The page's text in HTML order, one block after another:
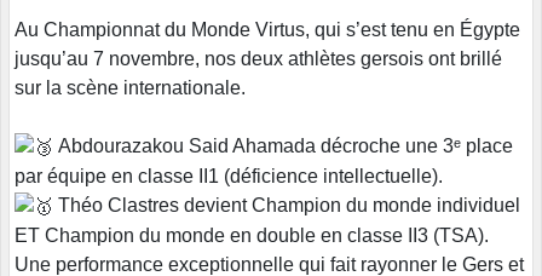
Au Championnat du Monde Virtus, qui s’est tenu en Égypte
jusqu’au 7 novembre, nos deux athlètes gersois ont brillé
sur la scène internationale.
Abdourazakou Said Ahamada décroche une 3ᵉ place
par équipe en classe II1 (déficience intellectuelle).
Théo Clastres devient Champion du monde individuel
ET Champion du monde en double en classe II3 (TSA).
Une performance exceptionnelle qui fait rayonner le Gers et